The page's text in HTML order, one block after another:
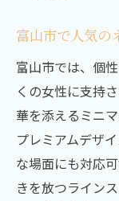
富山市で人気の
富山市では、個
くの女性に支持
華を添えるミニ
プレミアムデザ
な場面にも対応
きを放つライン